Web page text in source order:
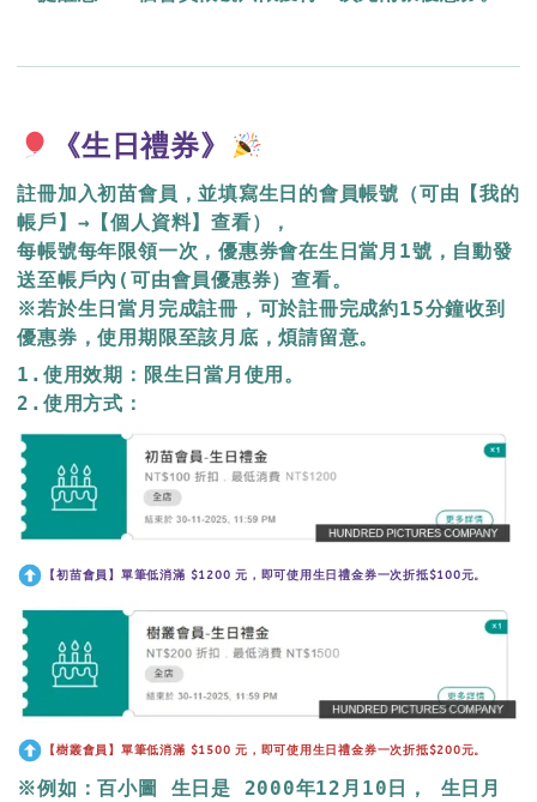
《生日禮券》
註冊加入初苗會員，並填寫生日的會員帳號（可由【我的
帳戶】→【個人資料】查看），
每帳號每年限領一次，優惠券會在生日當月1號，自動發
送至帳戶內(可由會員優惠券）查看。
※若於生日當月完成註冊，可於註冊完成約15分鐘收到
優惠券，使用期限至該月底，煩請留意。
1.使用效期：限生日當月使用。
2.使用方式：
【初苗會員】單筆低消滿 $1200 元，即可使用生日禮金券一次折抵$100元。
【樹叢會員】單筆低消滿 $1500 元，即可使用生日禮金券一次折抵$200元。
※例如：百小圖 生日是 2000年12月10日， 生日月